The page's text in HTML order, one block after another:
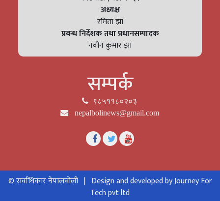
अध्यक्ष
रमिता झा
प्रबन्ध निर्देशक तथा प्रधानसम्पादक
नवीन कुमार झा
सम्पर्क
९८५११८०२०३
nepalbolinews@gmail.com
© सर्वाधिकार नेपालबोली | Design and developed by Journey For
Tech pvt ltd